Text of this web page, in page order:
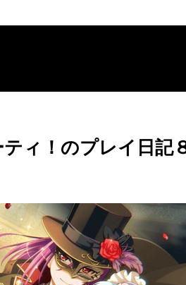
ィ！のプレイ日記